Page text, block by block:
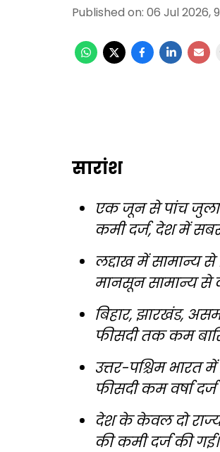
Published on: 06 Jul 2026,
सारांश
एक जून से पांच जुलाई
कमी दर्ज, देश में
लद्दाख में सामान्य
मानसून सामान्य से
बिहार, झारखंड,
फीसदी तक कम
उत्तर-पश्चिम भारत
फीसदी कम वर्षा
देश के केवल दो
की कमी दर्ज की गई।